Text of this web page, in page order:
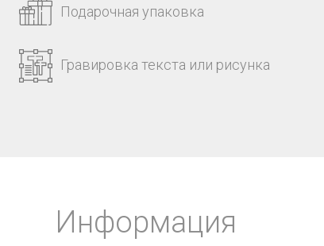
Подарочная упаковка
Гравировка текста или рисунка
Информация